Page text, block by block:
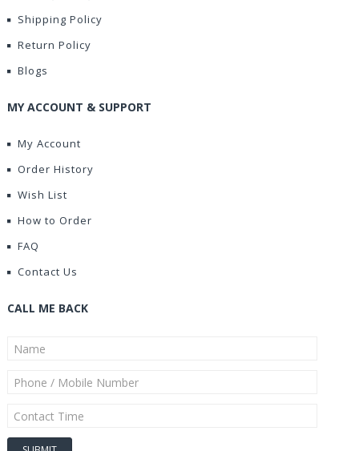
Shipping Policy
Return Policy
Blogs
MY ACCOUNT & SUPPORT
My Account
Order History
Wish List
How to Order
FAQ
Contact Us
CALL ME BACK